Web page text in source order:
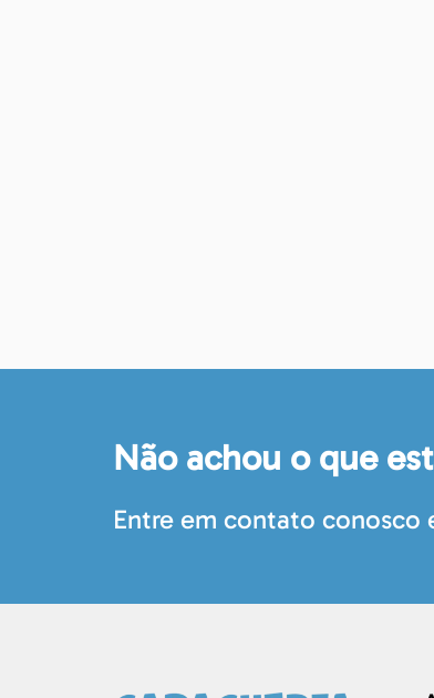
Não achou o que
Entre em contato conosco